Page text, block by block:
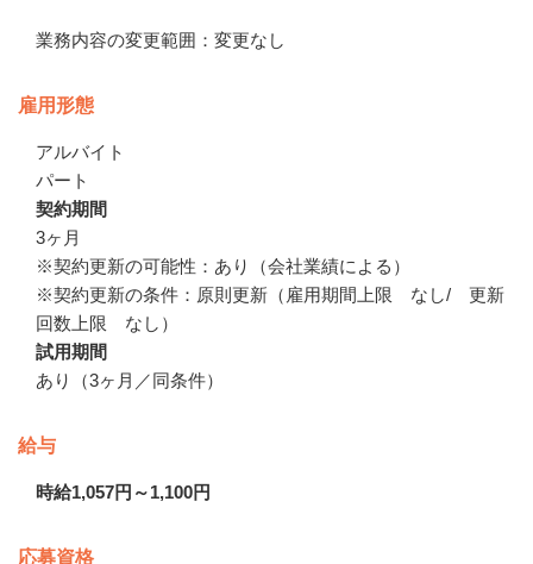
業務内容の変更範囲：変更なし
雇用形態
アルバイト
パート
契約期間
3ヶ月
※契約更新の可能性：あり（会社業績による）
※契約更新の条件：原則更新（雇用期間上限　なし/　更新
回数上限　なし）
試用期間
あり（3ヶ月／同条件）
給与
時給1,057円～1,100円
応募資格